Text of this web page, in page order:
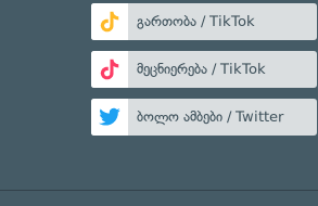
გართობა / TikTok
მეცნიერება / TikTok
ბოლო ამბები / Twitter